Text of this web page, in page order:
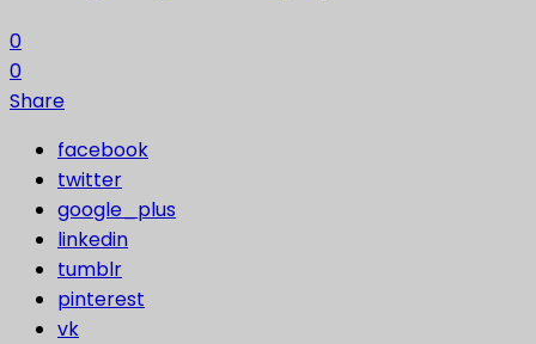
0
0
Share
facebook
twitter
google_plus
linkedin
tumblr
pinterest
vk